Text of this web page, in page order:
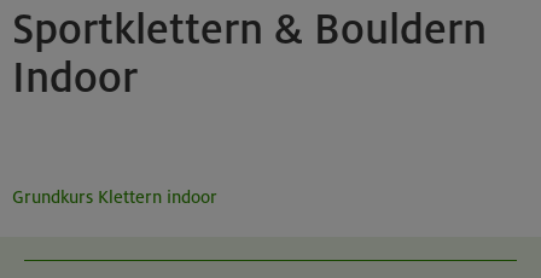
Sportklettern & Bouldern
Indoor
Grundkurs Klettern indoor